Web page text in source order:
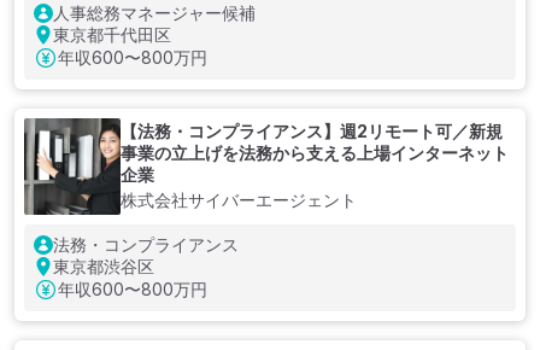
人事総務マネージャー候補
東京都千代田区
年収600〜800万円
【法務・コンプライアンス】週2リモート可／新規
事業の立上げを法務から支える上場インターネット
企業
株式会社サイバーエージェント
法務・コンプライアンス
東京都渋谷区
年収600〜800万円